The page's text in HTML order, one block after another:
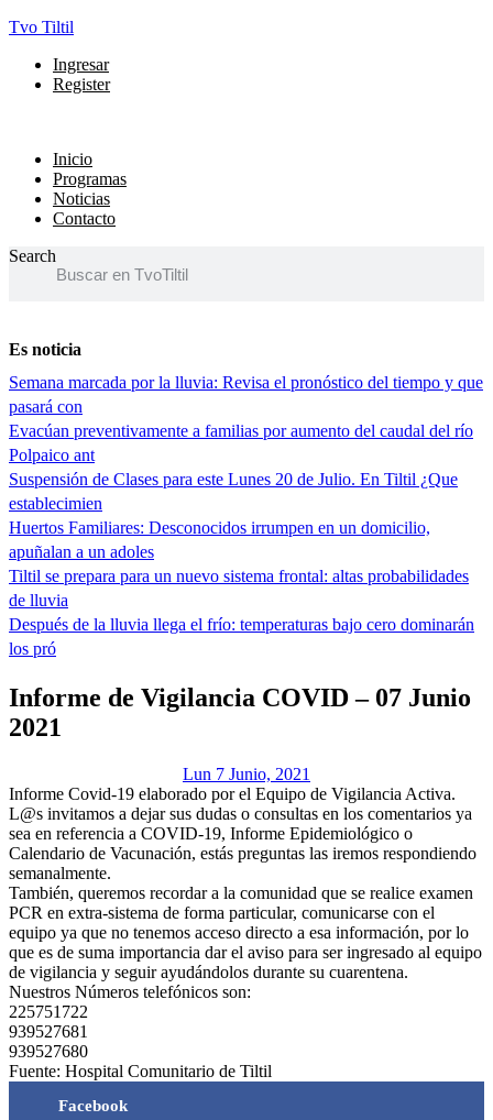
Tvo Tiltil
Menú
Ingresar
Register
Menú
Inicio
Programas
Noticias
Contacto
Search
Es noticia
Semana marcada por la lluvia: Revisa el pronóstico del tiempo y que
pasará con
Evacúan preventivamente a familias por aumento del caudal del río
Polpaico ant
Suspensión de Clases para este Lunes 20 de Julio. En Tiltil ¿Que
establecimien
Huertos Familiares: Desconocidos irrumpen en un domicilio,
apuñalan a un adoles
Tiltil se prepara para un nuevo sistema frontal: altas probabilidades
de lluvia
Después de la lluvia llega el frío: temperaturas bajo cero dominarán
los pró
Informe de Vigilancia COVID – 07 Junio
2021
Lun 7 Junio, 2021
Informe Covid-19 elaborado por el Equipo de Vigilancia Activa.
L@s invitamos a dejar sus dudas o consultas en los comentarios ya
sea en referencia a COVID-19, Informe Epidemiológico o
Calendario de Vacunación, estás preguntas las iremos respondiendo
semanalmente.
También, queremos recordar a la comunidad que se realice examen
PCR en extra-sistema de forma particular, comunicarse con el
equipo ya que no tenemos acceso directo a esa información, por lo
que es de suma importancia dar el aviso para ser ingresado al equipo
de vigilancia y seguir ayudándolos durante su cuarentena.
Nuestros Números telefónicos son:
225751722
939527681
939527680
Fuente: Hospital Comunitario de Tiltil
Facebook